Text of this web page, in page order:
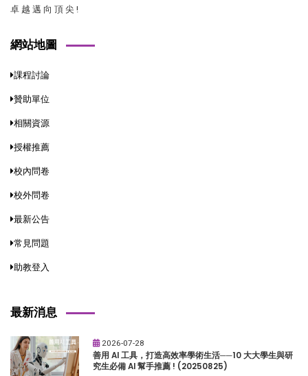
卓 越 邁 向 頂 尖 !
網站地圖
課程討論
贊助單位
相關資源
授權推薦
校內問卷
校外問卷
最新公告
常見問題
助教登入
最新消息
2026-07-28
善用 AI 工具，打造高效率學術生活──10 大大學生與研
究生必備 AI 幫手推薦 ! (20250825)